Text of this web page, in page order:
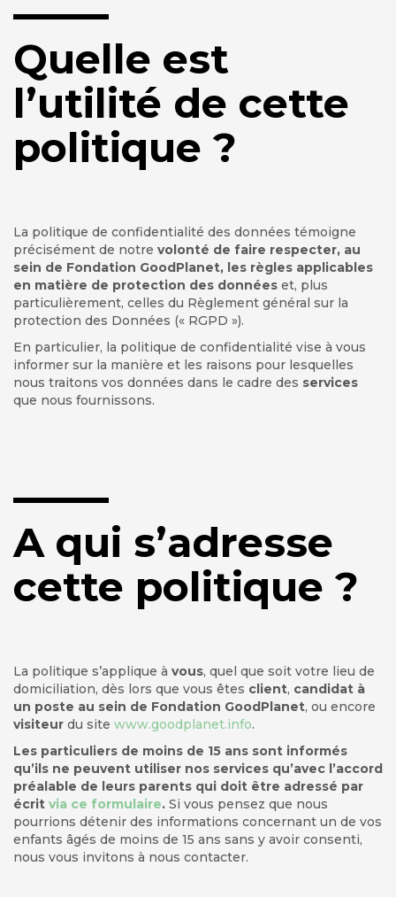
Quelle est
l’utilité de cette
politique ?
La politique de confidentialité des données témoigne
précisément de notre volonté de faire respecter, au
sein de Fondation GoodPlanet, les règles applicables
en matière de protection des données et, plus
particulièrement, celles du Règlement général sur la
protection des Données (« RGPD »).
En particulier, la politique de confidentialité vise à vous
informer sur la manière et les raisons pour lesquelles
nous traitons vos données dans le cadre des services
que nous fournissons.
A qui s’adresse
cette politique ?
La politique s’applique à vous, quel que soit votre lieu de
domiciliation, dès lors que vous êtes client, candidat à
un poste au sein de Fondation GoodPlanet, ou encore
visiteur du site www.goodplanet.info.
Les particuliers de moins de 15 ans sont informés
qu’ils ne peuvent utiliser nos services qu’avec l’accord
préalable de leurs parents qui doit être adressé par
écrit via ce formulaire. Si vous pensez que nous
pourrions détenir des informations concernant un de vos
enfants âgés de moins de 15 ans sans y avoir consenti,
nous vous invitons à nous contacter.